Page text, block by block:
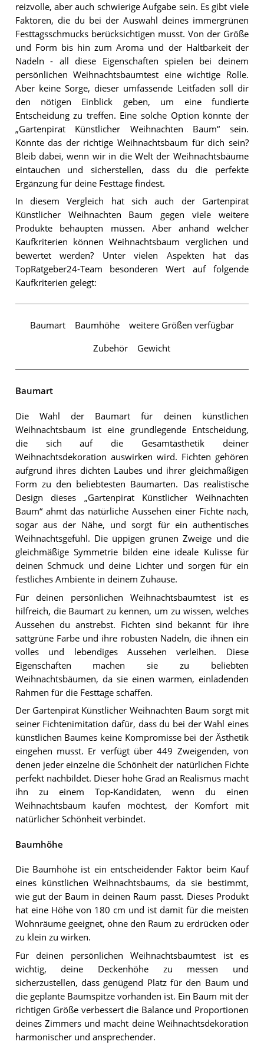
reizvolle, aber auch schwierige Aufgabe sein. Es gibt viele
Faktoren, die du bei der Auswahl deines immergrünen
Festtagsschmucks berücksichtigen musst. Von der Größe
und Form bis hin zum Aroma und der Haltbarkeit der
Nadeln - all diese Eigenschaften spielen bei deinem
persönlichen Weihnachtsbaumtest eine wichtige Rolle.
Aber keine Sorge, dieser umfassende Leitfaden soll dir
den nötigen Einblick geben, um eine fundierte
Entscheidung zu treffen. Eine solche Option könnte der
„Gartenpirat Künstlicher Weihnachten Baum“ sein.
Könnte das der richtige Weihnachtsbaum für dich sein?
Bleib dabei, wenn wir in die Welt der Weihnachtsbäume
eintauchen und sicherstellen, dass du die perfekte
Ergänzung für deine Festtage findest.
In diesem Vergleich hat sich auch der Gartenpirat
Künstlicher Weihnachten Baum gegen viele weitere
Produkte behaupten müssen. Aber anhand welcher
Kaufkriterien können Weihnachtsbaum verglichen und
bewertet werden? Unter vielen Aspekten hat das
TopRatgeber24-Team besonderen Wert auf folgende
Kaufkriterien gelegt:
Baumart Baumhöhe weitere Größen verfügbar
Zubehör Gewicht
Baumart
Die Wahl der Baumart für deinen künstlichen
Weihnachtsbaum ist eine grundlegende Entscheidung,
die sich auf die Gesamtästhetik deiner
Weihnachtsdekoration auswirken wird. Fichten gehören
aufgrund ihres dichten Laubes und ihrer gleichmäßigen
Form zu den beliebtesten Baumarten. Das realistische
Design dieses „Gartenpirat Künstlicher Weihnachten
Baum“ ahmt das natürliche Aussehen einer Fichte nach,
sogar aus der Nähe, und sorgt für ein authentisches
Weihnachtsgefühl. Die üppigen grünen Zweige und die
gleichmäßige Symmetrie bilden eine ideale Kulisse für
deinen Schmuck und deine Lichter und sorgen für ein
festliches Ambiente in deinem Zuhause.
Für deinen persönlichen Weihnachtsbaumtest ist es
hilfreich, die Baumart zu kennen, um zu wissen, welches
Aussehen du anstrebst. Fichten sind bekannt für ihre
sattgrüne Farbe und ihre robusten Nadeln, die ihnen ein
volles und lebendiges Aussehen verleihen. Diese
Eigenschaften machen sie zu beliebten
Weihnachtsbäumen, da sie einen warmen, einladenden
Rahmen für die Festtage schaffen.
Der Gartenpirat Künstlicher Weihnachten Baum sorgt mit
seiner Fichtenimitation dafür, dass du bei der Wahl eines
künstlichen Baumes keine Kompromisse bei der Ästhetik
eingehen musst. Er verfügt über 449 Zweigenden, von
denen jeder einzelne die Schönheit der natürlichen Fichte
perfekt nachbildet. Dieser hohe Grad an Realismus macht
ihn zu einem Top-Kandidaten, wenn du einen
Weihnachtsbaum kaufen möchtest, der Komfort mit
natürlicher Schönheit verbindet.
Baumhöhe
Die Baumhöhe ist ein entscheidender Faktor beim Kauf
eines künstlichen Weihnachtsbaums, da sie bestimmt,
wie gut der Baum in deinen Raum passt. Dieses Produkt
hat eine Höhe von 180 cm und ist damit für die meisten
Wohnräume geeignet, ohne den Raum zu erdrücken oder
zu klein zu wirken.
Für deinen persönlichen Weihnachtsbaumtest ist es
wichtig, deine Deckenhöhe zu messen und
sicherzustellen, dass genügend Platz für den Baum und
die geplante Baumspitze vorhanden ist. Ein Baum mit der
richtigen Größe verbessert die Balance und Proportionen
deines Zimmers und macht deine Weihnachtsdekoration
harmonischer und ansprechender.